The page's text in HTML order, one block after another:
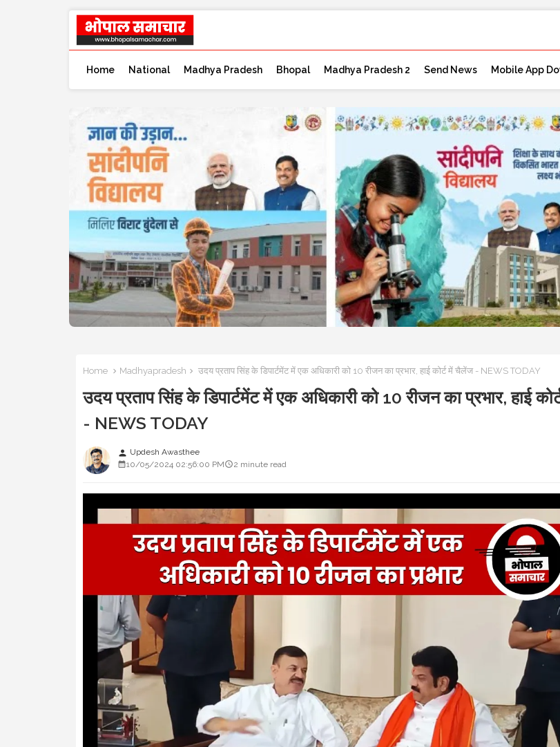
Home National Madhya Pradesh Bhopal Madhya Pradesh 2 Send News Mobile App
Home Madhyapradesh उदय प्रताप सिंह के डिपार्टमेंट में एक अधिकारी को 10 रीजन का प्रभार, हाई कोर्ट में चैलेंज - NEWS TODAY
उदय प्रताप सिंह के डिपार्टमेंट में एक अधिकारी को 10 रीजन का प्रभार, हाई
- NEWS TODAY
person Updesh Awasthee
10/05/2024 02:56:00 PM
2 minute read